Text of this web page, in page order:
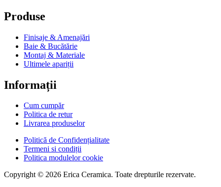
Produse
Finisaje & Amenajări
Baie & Bucătărie
Montaj & Materiale
Ultimele apariții
Informații
Cum cumpăr
Politica de retur
Livrarea produselor
Politică de Confidențialitate
Termeni si condiții
Politica modulelor cookie
Copyright © 2026 Erica Ceramica. Toate drepturile rezervate.